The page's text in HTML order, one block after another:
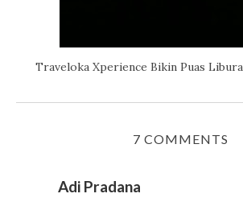
Traveloka Xperience Bikin Puas
7 COMMENTS
Adi Pradana